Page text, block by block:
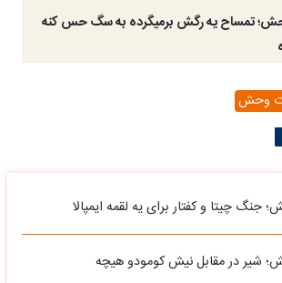
تمساح یه رگش برمیگرده به سگ حس کنه
وحش
چیتا و کفتار برای یه لقمه ایمپالا
شیر در مقابل نیش کومودو هیچه